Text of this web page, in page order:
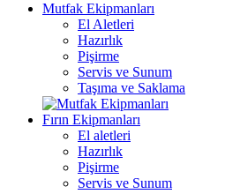
Mutfak Ekipmanları
El Aletleri
Hazırlık
Pişirme
Servis ve Sunum
Taşıma ve Saklama
Fırın Ekipmanları
El aletleri
Hazırlık
Pişirme
Servis ve Sunum